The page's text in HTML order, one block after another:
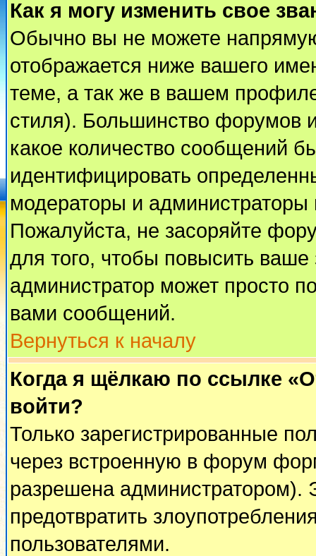
Как я могу изменить свое
Обычно вы не можете
отображается ниже вашего
теме, а так же в вашем
стиля). Большинство форумов
какое количество сообщений
идентифицировать
модераторы и администраторы
Пожалуйста, не засоряйте
для того, чтобы повысить
администратор может просто
вами сообщений.
Вернуться к началу
Когда я щёлкаю по ссылке
войти?
Только зарегистрированные
через встроенную в форум
разрешена администратором).
предотвратить
пользователями.